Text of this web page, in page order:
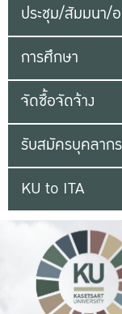
ประชุม/สัมมนา/
การศึกษา
จัดซื้อจัดจ้าง
รับสมัครบุคลากร
KU to ITA